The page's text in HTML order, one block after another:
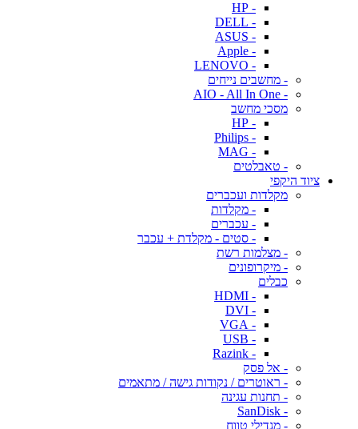
- HP
- DELL
- ASUS
- Apple
- LENOVO
- מחשבים נייחים
- AIO - All In One
מסכי מחשב
- HP
- Philips
- MAG
- טאבלטים
ציוד היקפי
מקלדות ועכברים
- מקלדות
- עכברים
- סטים - מקלדת + עכבר
- מצלמות רשת
- מיקרופונים
כבלים
- HDMI
- DVI
- VGA
- USB
- Razink
- אל פסק
- ראוטרים / נקודות גישה / מתאמים
- תחנות עגינה
- SanDisk
- מגדילי טווח